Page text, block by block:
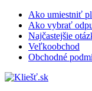
Preskočiť
obsah
Ako umiestniť
Ako vybrať
Najčastejšie
Veľkoobchod
Obchodné